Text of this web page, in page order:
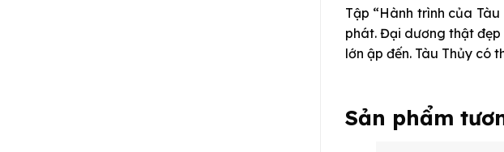
Tập “Hành trình của
phát. Đại dương thật
lớn ập đến. Tàu Thủy có
Sản phẩm